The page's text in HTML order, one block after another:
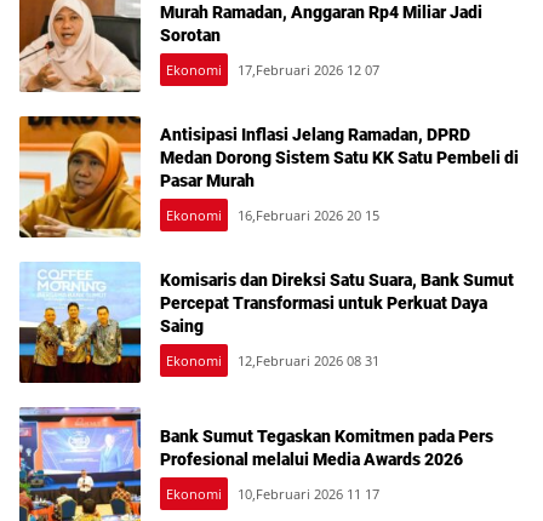
Murah Ramadan, Anggaran Rp4 Miliar Jadi
Sorotan
Ekonomi 17,Februari 2026 12 07
Antisipasi Inflasi Jelang Ramadan, DPRD
Medan Dorong Sistem Satu KK Satu Pembeli di
Pasar Murah
Ekonomi 16,Februari 2026 20 15
Komisaris dan Direksi Satu Suara, Bank Sumut
Percepat Transformasi untuk Perkuat Daya
Saing
Ekonomi 12,Februari 2026 08 31
Bank Sumut Tegaskan Komitmen pada Pers
Profesional melalui Media Awards 2026
Ekonomi 10,Februari 2026 11 17